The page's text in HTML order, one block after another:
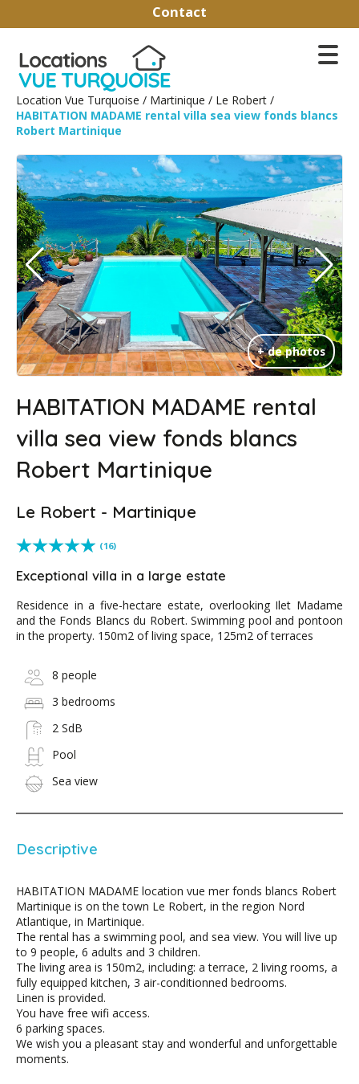
Contact
Location Vue Turquoise / Martinique / Le Robert /
HABITATION MADAME rental villa sea view fonds blancs
Robert Martinique
+ de photos
HABITATION MADAME rental
villa sea view fonds blancs
Robert Martinique
Le Robert - Martinique
(16)
Exceptional villa in a large estate
Residence in a five-hectare estate, overlooking Ilet Madame
and the Fonds Blancs du Robert. Swimming pool and pontoon
in the property. 150m2 of living space, 125m2 of terraces
8 people
3 bedrooms
2 SdB
Pool
Sea view
Descriptive
HABITATION MADAME location vue mer fonds blancs Robert
Martinique is on the town Le Robert, in the region Nord
Atlantique, in Martinique.
The rental has a swimming pool, and sea view. You will live up
to 9 people, 6 adults and 3 children.
The living area is 150m2, including: a terrace, 2 living rooms, a
fully equipped kitchen, 3 air-conditionned bedrooms.
Linen is provided.
You have free wifi access.
6 parking spaces.
We wish you a pleasant stay and wonderful and unforgettable
moments.